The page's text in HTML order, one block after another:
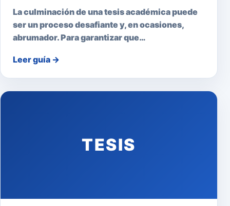
La culminación de una tesis académica puede
ser un proceso desafiante y, en ocasiones,
abrumador. Para garantizar que…
Leer guía →
TESIS